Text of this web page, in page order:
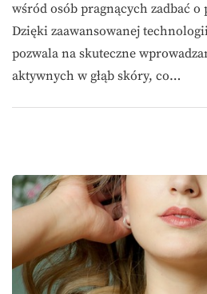
wśród osób pragnących zadbać
Dzięki zaawansowanej
pozwala na skuteczne
aktywnych w głąb skóry, co…